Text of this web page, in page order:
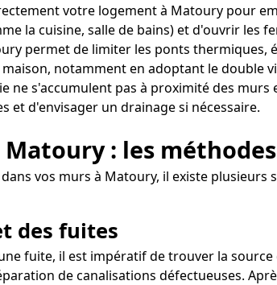
votre logement à Matoury pour
la cuisine, salle de bains) et d'ouvrir les
permet de limiter les ponts
notamment en adoptant le double
ne s'accumulent pas à proximité des
d'envisager un drainage si nécessaire.
: les
vos murs à Matoury, il existe
des fuites
fuite, il est impératif de trouver la
de canalisations défectueuses.